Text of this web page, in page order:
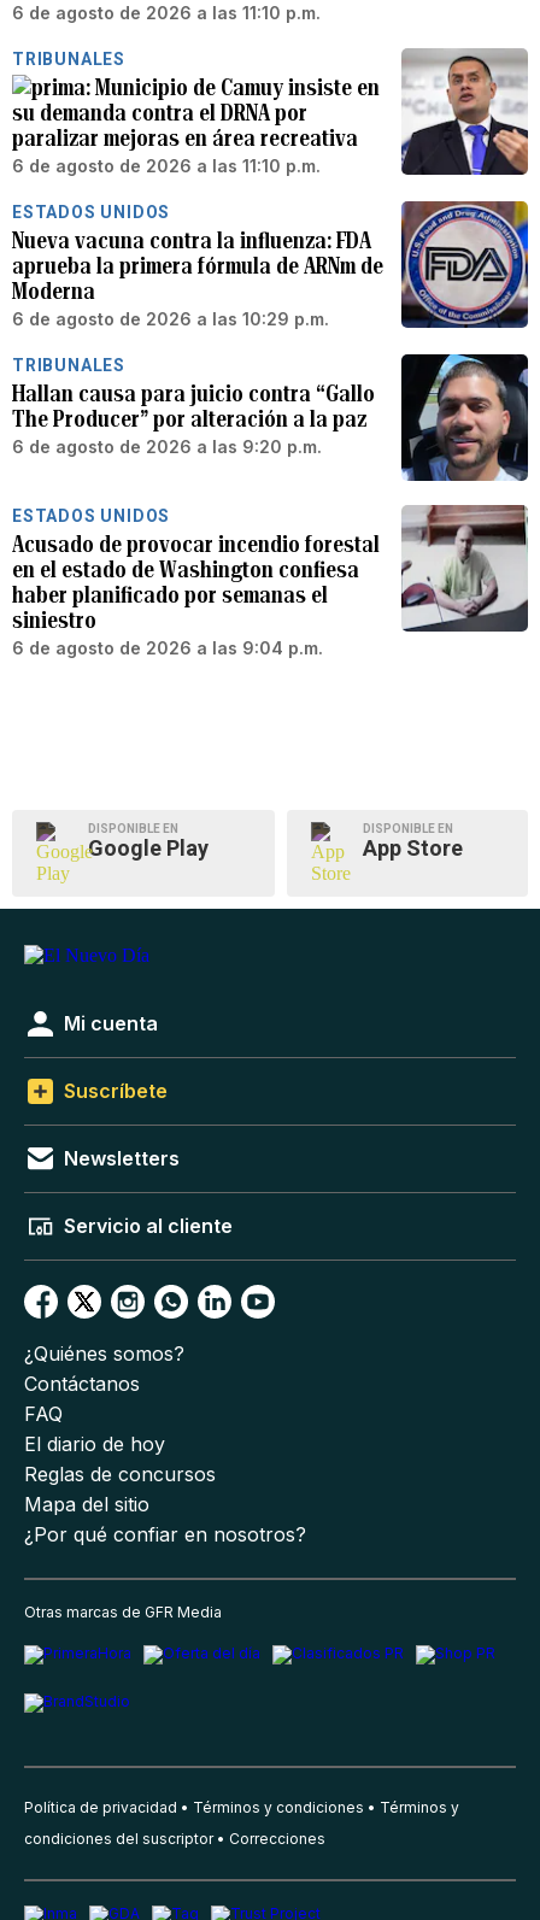
6 de agosto de 2026 a las 11:10 p.m.
TRIBUNALES
Municipio de Camuy insiste en
su demanda contra el DRNA por
paralizar mejoras en área recreativa
6 de agosto de 2026 a las 11:10 p.m.
ESTADOS UNIDOS
Nueva vacuna contra la influenza: FDA
aprueba la primera fórmula de ARNm de
Moderna
6 de agosto de 2026 a las 10:29 p.m.
TRIBUNALES
Hallan causa para juicio contra “Gallo
The Producer” por alteración a la paz
6 de agosto de 2026 a las 9:20 p.m.
ESTADOS UNIDOS
Acusado de provocar incendio forestal
en el estado de Washington confiesa
haber planificado por semanas el
siniestro
6 de agosto de 2026 a las 9:04 p.m.
DISPONIBLE EN
Google Play
DISPONIBLE EN
App Store
Mi cuenta
Suscríbete
Newsletters
Servicio al cliente
¿Quiénes somos?
Contáctanos
FAQ
El diario de hoy
Reglas de concursos
Mapa del sitio
¿Por qué confiar en nosotros?
Otras marcas de GFR Media
Política de privacidad Términos y condiciones
Términos y
condiciones del suscriptor
Correcciones